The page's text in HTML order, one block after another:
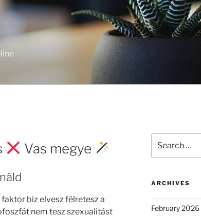
Vas megye
biz elvesz félretesz a
nem tesz szexualitást
for:
ARCHIVES
February 2026